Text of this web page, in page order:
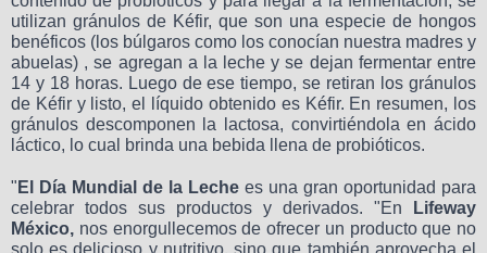
utilizan gránulos de Kéfir, que son una especie de hongos
benéficos (los búlgaros como los conocían nuestra madres y
abuelas) , se agregan a la leche y se dejan fermentar entre
14 y 18 horas. Luego de ese tiempo, se retiran los gránulos
de Kéfir y listo, el líquido obtenido es Kéfir. En resumen, los
gránulos descomponen la lactosa, convirtiéndola en ácido
láctico, lo cual brinda una bebida llena de probióticos.
" El Día Mundial de la Leche es una gran oportunidad para
celebrar todos sus productos y derivados. "En Lifeway
México, nos enorgullecemos de ofrecer un producto que no
solo es delicioso y nutritivo, sino que también aprovecha el